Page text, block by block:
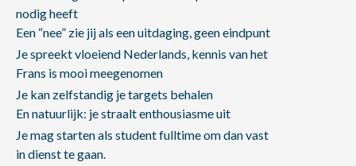
nodig heeft
Een “nee” zie jij als een uitdaging, geen eindpunt
Je spreekt vloeiend Nederlands, kennis van het
Frans is mooi meegenomen
Je kan zelfstandig je targets behalen
En natuurlijk: je straalt enthousiasme uit
Je mag starten als student fulltime om dan vast
in dienst te gaan.